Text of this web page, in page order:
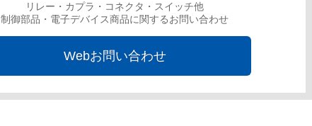
リレー・カプラ・コネクタ・スイッチ他
制御部品・電子デバイス商品に関するお問い合わせ
Webお問い合わせ